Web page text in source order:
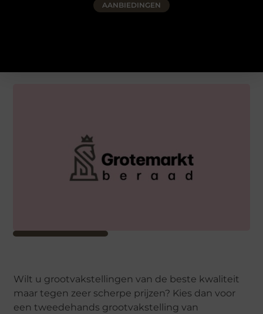
AANBIEDINGEN
Wilt u grootvakstellingen van de beste kwaliteit
maar tegen zeer scherpe prijzen? Kies dan voor
een tweedehands grootvakstelling van